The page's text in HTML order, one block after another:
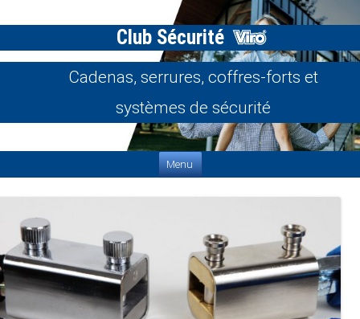
Club Sécurité
Cadenas, serrures, coffres-forts et
systèmes de sécurité
Menu